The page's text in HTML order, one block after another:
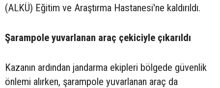
(ALKÜ) Eğitim ve Araştırma Hastanesi'ne kaldırıldı.
Şarampole yuvarlanan araç çekiciyle çıkarıldı
Kazanın ardından jandarma ekipleri bölgede güvenlik
önlemi alırken, şarampole yuvarlanan araç da